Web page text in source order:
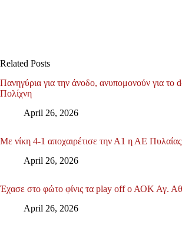
Related Posts
Πανηγύρια για την άνοδο, ανυπομονούν για το
Πολίχνη
April 26, 2026
Με νίκη 4-1 αποχαιρέτισε την Α1 η ΑΕ Πυλαίας
April 26, 2026
Έχασε στο φώτο φίνις τα play off ο ΑΟΚ Αγ.
April 26, 2026